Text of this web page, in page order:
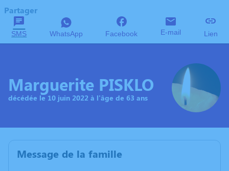
Partager
SMS WhatsApp Facebook E-mail Lien
Marguerite PISKLO
décédée le 10 juin 2022 à l'âge de 63 ans
Message de la famille